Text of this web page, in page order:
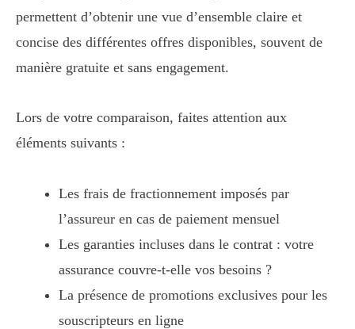
permettent d’obtenir une vue d’ensemble claire et
concise des différentes offres disponibles, souvent de
manière gratuite et sans engagement.
Lors de votre comparaison, faites attention aux
éléments suivants :
Les frais de fractionnement imposés par
l’assureur en cas de paiement mensuel
Les garanties incluses dans le contrat : votre
assurance couvre-t-elle vos besoins ?
La présence de promotions exclusives pour les
souscripteurs en ligne